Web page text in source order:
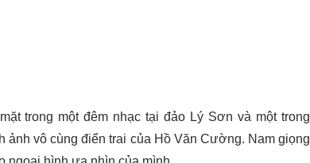
trong một đêm nhạc tại đảo Lý Sơn và một trong
ảnh vô cùng điển trai của Hồ Văn Cường. Nam giọng